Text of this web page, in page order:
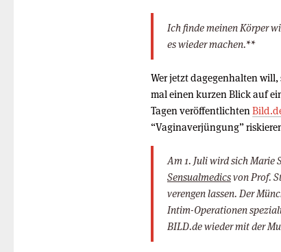
Ich finde meinen Körper
es wieder machen.**
Wer jetzt dagegenhalten
mal einen kurzen Blick auf
Tagen veröffentlichten
“Vaginaverjüngung”
Am 1. Juli wird sich Marie
Sensualmedicsvon Prof.
verengen lassen. Der
Intim-Operationen
BILD.de wieder mit der